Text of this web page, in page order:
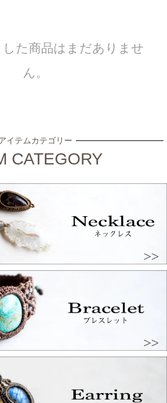
た商品はまだありませ
ん。
イテムカテゴリー
CATEGORY